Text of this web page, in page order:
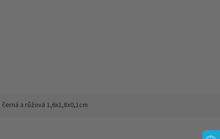
a růžová 1,6x1,8x0,1cm